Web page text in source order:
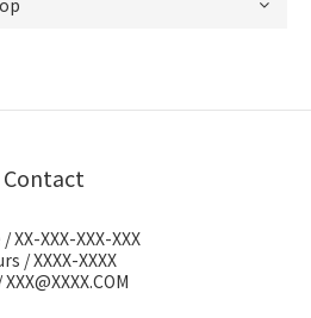
Contact
XX-XXX-XXX-XXX
/ XXXX-XXXX